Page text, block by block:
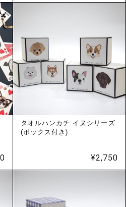
帯:
¥220
–
¥715
タオルハンカチ イヌシリーズ
(ボックス付き)
¥2,750